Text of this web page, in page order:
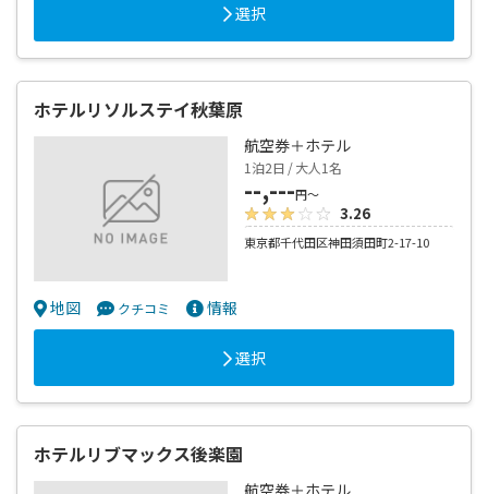
選択
ホテルリソルステイ秋葉原
航空券＋ホテル
1泊2日 / 大人1名
--,---円～
3.26
東京都千代田区神田須田町2-17-10
地図 クチコミ 情報
選択
ホテルリブマックス後楽園